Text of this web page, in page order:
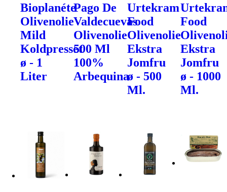
Bioplanéte
Olivenolie
Mild
Koldpresset
ø - 1
Liter
Pago De
Valdecuevas
Olivenolie
500 Ml
100%
Arbequina
Urtekram
Food
Olivenolie
Ekstra
Jomfru
ø - 500
Ml.
Food
Ekstra
Jomfru
ø - 1000
Ml.